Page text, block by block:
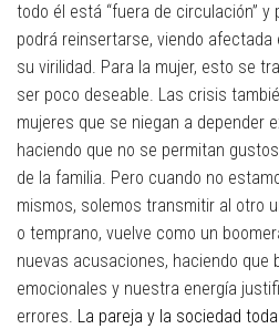
todo él está “fuera de circulación” y
podrá reinsertarse, viendo
su virilidad. Para la mujer, esto se
ser poco deseable. Las crisis
mujeres que se niegan a depender
haciendo que no se permitan
de la familia. Pero cuando no
mismos, solemos transmitir al otro
o temprano, vuelve como un
nuevas acusaciones, haciendo que
emocionales y nuestra energía
errores. La pareja y la sociedad